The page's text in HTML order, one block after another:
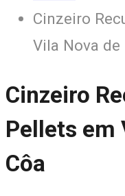
Cinzeiro
Vila Nova de
Cinzeiro
Pellets em
Côa